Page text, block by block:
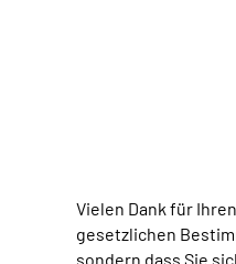
Vielen Dank für
gesetzlichen
sondern dass Sie